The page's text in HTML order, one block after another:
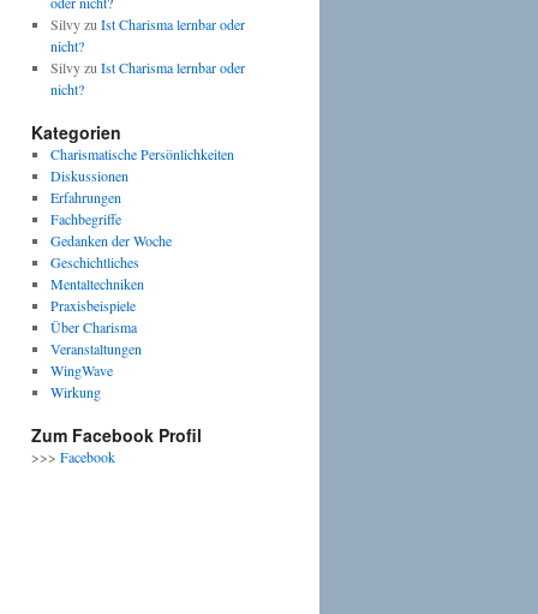
Silvyzu Ist Charisma lernbar oder
nicht?
Silvyzu Ist Charisma lernbar oder
nicht?
Kategorien
Charismatische Persönlichkeiten
Diskussionen
Erfahrungen
Fachbegriffe
Gedanken der Woche
Geschichtliches
Mentaltechniken
Praxisbeispiele
Über Charisma
Veranstaltungen
WingWave
Wirkung
Zum Facebook Profil
>>> Facebook